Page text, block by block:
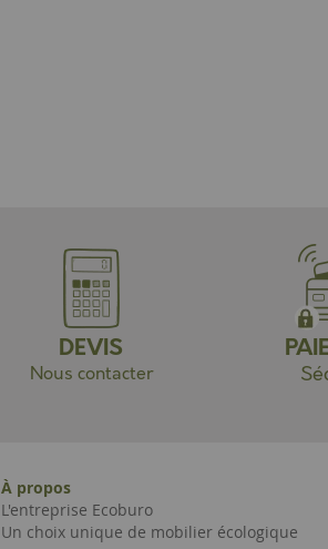
DEVIS
Nous contacter
À propos
L'entreprise Ecoburo
Un choix unique de mobilier écologique